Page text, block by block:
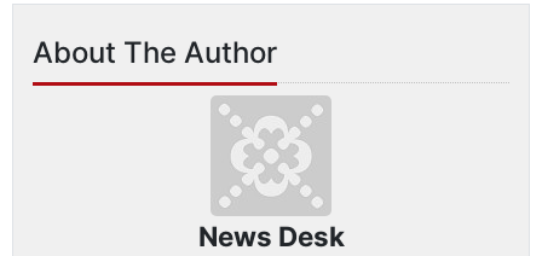
About The Author
News Desk